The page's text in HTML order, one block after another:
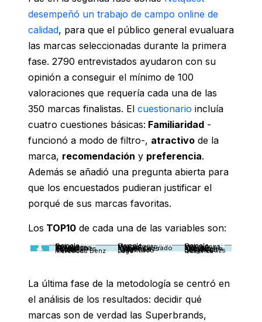
desempeñó un trabajo de campo online de
calidad, para que el público general evualuara
las marcas seleccionadas durante la primera
fase. 2790 entrevistados ayudaron con su
opinión a conseguir el mínimo de 100
valoraciones que requería cada una de las
350 marcas finalistas. El cuestionario incluía
cuatro cuestiones básicas: Familiaridad -
funcionó a modo de filtro-, atractivo de la
marca, recomendación y preferencia.
Además se añadió una pregunta abierta para
que los encuestados pudieran justificar el
porqué de sus marcas favoritas.
Los TOP10 de cada una de las variables son:
Atractivo Recomendación Preferencia
1 Google Google Google
2 Nokia Mercadona Nokia
3 Danone Nokia Mercadona
4 Mercadona Sugus Sugus
5 Decathlon Museo del Prado Nescafé
6 Häagen Dazs Häagen Dazs Philadelphia
7 Sugus Nescafé Nocilla
8 Nocilla Decathlon Decathlon
9 Matutano Hacendado Häagen Dazs
10 Mercedes Benz Lego Quechua
La última fase de la metodología se centró en
el análisis de los resultados: decidir qué
marcas son de verdad las Superbrands,